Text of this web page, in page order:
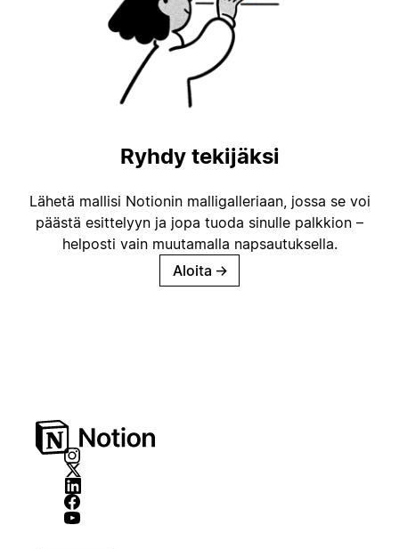
Ryhdy tekijäksi
Lähetä mallisi Notionin malligalleriaan, jossa se voi
päästä esittelyyn ja jopa tuoda sinulle palkkion –
helposti vain muutamalla napsautuksella.
Aloita →